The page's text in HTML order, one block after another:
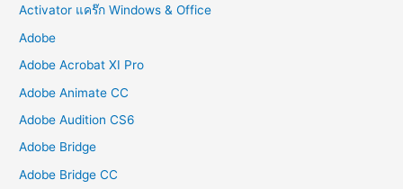
Activator แคร๊ก Windows & Office
Adobe
Adobe Acrobat XI Pro
Adobe Animate CC
Adobe Audition CS6
Adobe Bridge
Adobe Bridge CC